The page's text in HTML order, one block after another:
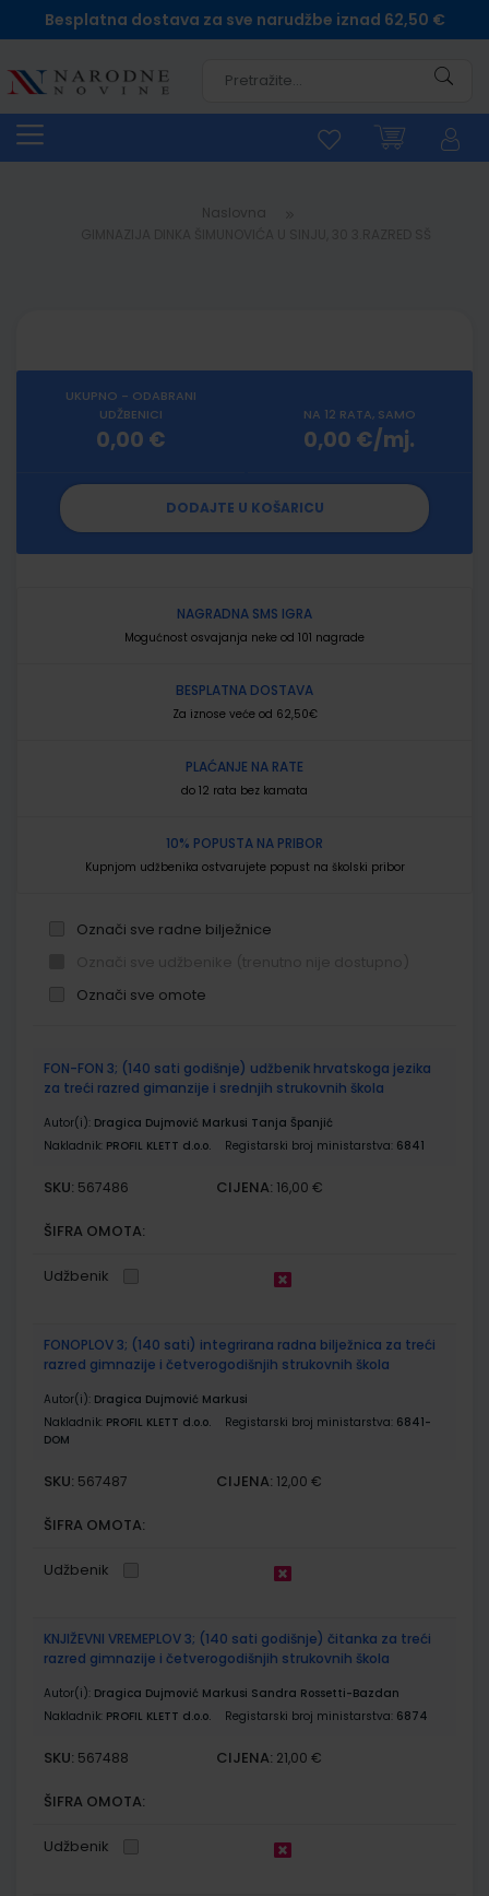
Besplatna dostava za sve narudžbe iznad 62,50 €
Naslovna
UKUPNO - ODABRANI
UDŽBENICI
0,00 €
NA 12 RATA, SAMO
0,00 €/mj.
DODAJTE U KOŠARICU
NAGRADNA SMS IGRA
Mogućnost osvajanja neke od 101 nagrade
BESPLATNA DOSTAVA
Za iznose veće od 62,50€
PLAĆANJE NA RATE
do 12 rata bez kamata
10% POPUSTA NA PRIBOR
Kupnjom udžbenika ostvarujete popust na školski pribor
Označi sve radne bilježnice
Označi sve omote
proizvodi
FON-FON 3; (140 sati godišnje) udžbenik hrvatskoga jezika
za treći razred gimanzije i srednjih strukovnih škola
Autor(i): Dragica Dujmović Markusi Tanja Španjić
Nakladnik: PROFIL KLETT d.o.o. Registarski broj ministarstva: 6841
SKU: 567486 CIJENA: 16,00 €
ŠIFRA OMOTA:
Udžbenik
FONOPLOV 3; (140 sati) integrirana radna bilježnica za treći
razred gimnazije i četverogodišnjih strukovnih škola
Autor(i): Dragica Dujmović Markusi
Nakladnik: PROFIL KLETT d.o.o. Registarski broj ministarstva: 6841-
DOM
SKU: 567487 CIJENA: 12,00 €
ŠIFRA OMOTA:
Udžbenik
KNJIŽEVNI VREMEPLOV 3; (140 sati godišnje) čitanka za treći
razred gimnazije i četverogodišnjih strukovnih škola
Autor(i): Dragica Dujmović Markusi Sandra Rossetti-Bazdan
Nakladnik: PROFIL KLETT d.o.o. Registarski broj ministarstva: 6874
SKU: 567488 CIJENA: 21,00 €
ŠIFRA OMOTA:
Udžbenik